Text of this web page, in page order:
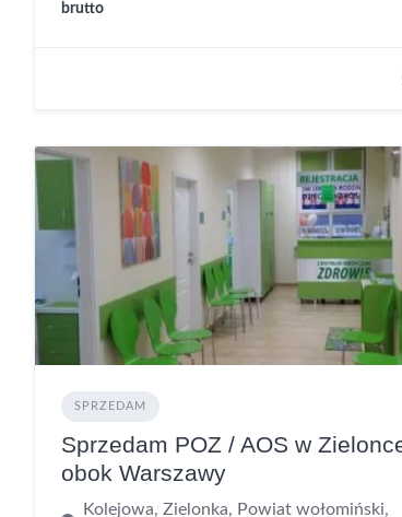
brutto
SPRZEDAM
Sprzedam POZ / AOS w
obok Warszawy
Kolejowa, Zielonka, Powiat wołomiński,